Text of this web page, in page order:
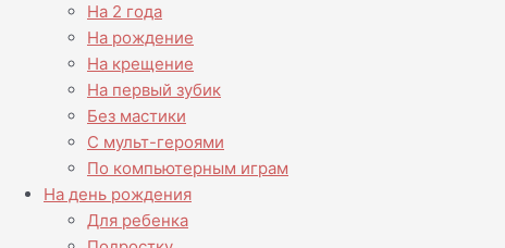
На 2 года
На рождение
На крещение
На первый зубик
Без мастики
С мульт-героями
По компьютерным играм
На день рождения
Для ребенка